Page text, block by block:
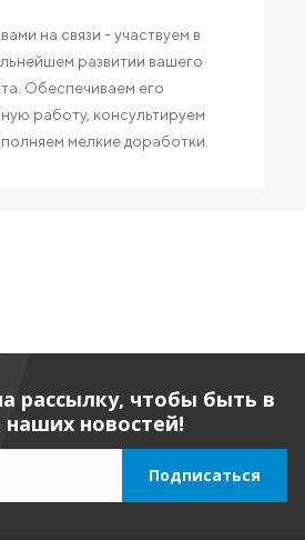
на связи - участвуем в
развитии вашего
Обеспечиваем его
работу, консультируем
мелкие доработки.
рассылку, чтобы быть в
наших новостей!